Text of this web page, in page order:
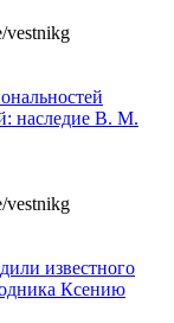
vestnikg
наследие В. М.
vestnikg
известного
Ксению